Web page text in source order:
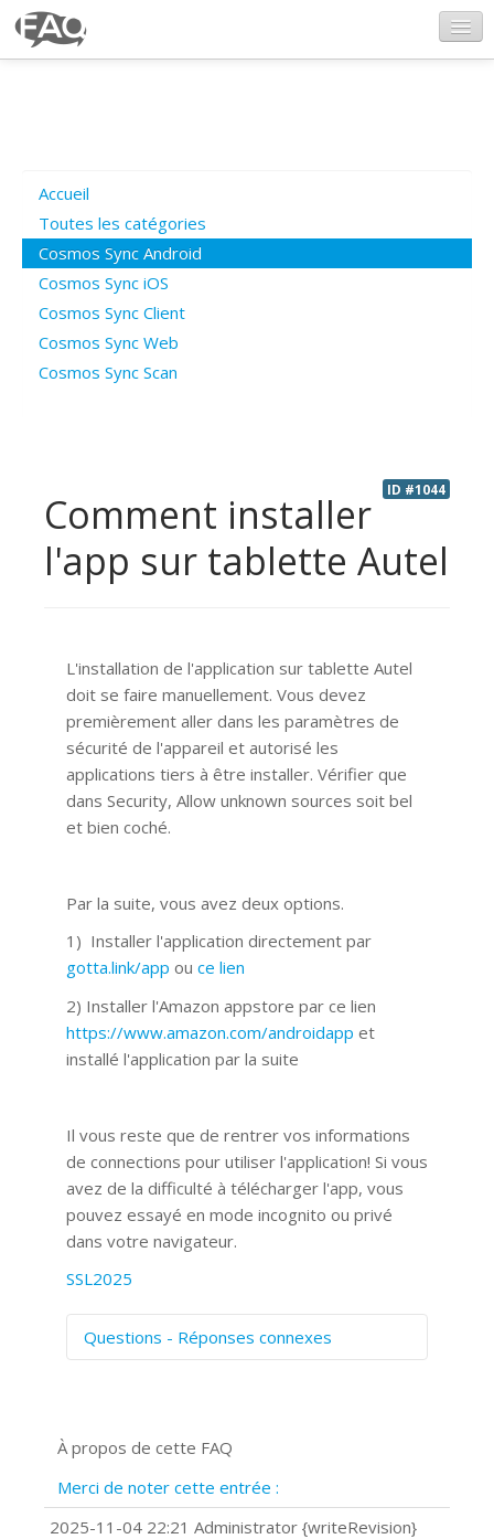
Poser une question
Questions ouvertes
Connexion
Accueil
Toutes les catégories
Cosmos Sync Android
Cosmos Sync iOS
Cosmos Sync Client
Cosmos Sync Web
Cosmos Sync Scan
ID #1044
Comment installer
l'app sur tablette Autel
L'installation de l'application sur tablette Autel
doit se faire manuellement. Vous devez
premièrement aller dans les paramètres de
sécurité de l'appareil et autorisé les
applications tiers à être installer. Vérifier que
dans Security, Allow unknown sources soit bel
et bien coché.
Par la suite, vous avez deux options.
1) Installer l'application directement par
gotta.link/app ou ce lien
2) Installer l'Amazon appstore par ce lien
https://www.amazon.com/androidapp et
installé l'application par la suite
Il vous reste que de rentrer vos informations
de connections pour utiliser l'application! Si vous
avez de la difficulté à télécharger l'app, vous
pouvez essayé en mode incognito ou privé
dans votre navigateur.
SSL2025
Questions - Réponses connexes
Prise de vue 360°
?
Comment installer Google Chrome ?
À propos de cette FAQ
Merci de noter cette entrée :
2025-11-04 22:21 Administrator {writeRevision}